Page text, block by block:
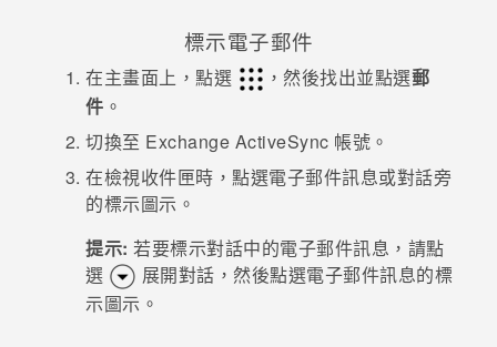
標示電子郵件
在主畫面上，點選 ，然後找出並點選郵
件 。
切換至 Exchange ActiveSync 帳號。
在檢視收件匣時，點選電子郵件訊息或對話旁
的標示圖示。
提示: 若要標示對話中的電子郵件訊息，請點
選
展開對話，然後點選電子郵件訊息的標
示圖示。